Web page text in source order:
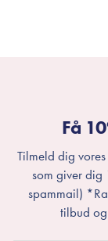
Få
Tilmeld dig
som giver dig
spammail)
tilbud